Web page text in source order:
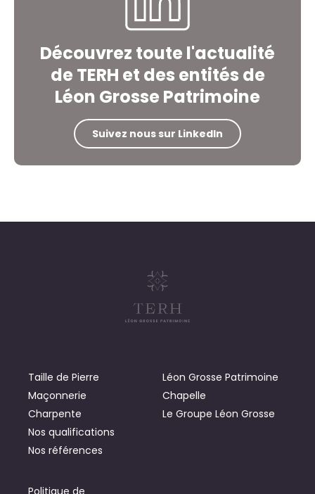
Découvrez toute l'actualité
de TERH et des entités de
Léon Grosse Patrimoine
Suivez nous sur LinkedIn
Taille de Pierre
Maçonnerie
Charpente
Nos qualifications
Nos références
Léon Grosse Patrimoine
Chapelle
Le Groupe Léon Grosse
Politique de